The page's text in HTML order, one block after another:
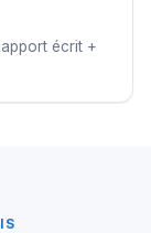
écrit +